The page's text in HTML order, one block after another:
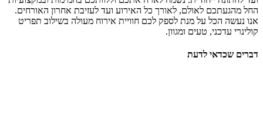
החל מהגעתכם לאולם, לאורך כל האירוע ועד לעזיבת אחרון האורחים.
אנו נעשה הכל על מנת לספק לכם חוויית אירוח מעולה בשילוב תפריט
קולינרי עדכני, טעים ומגוון.
דברים שכדאי לדעת